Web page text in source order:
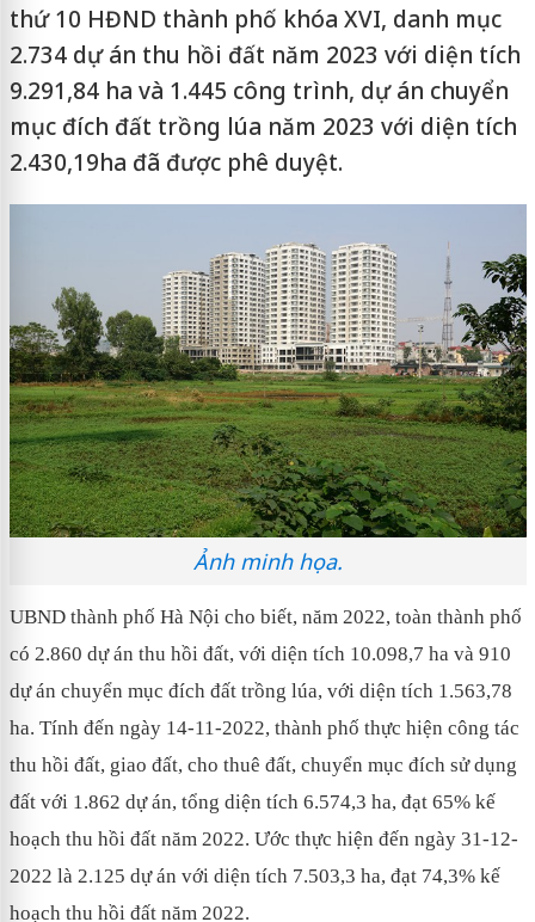
thứ 10 HĐND thành phố khóa XVI, danh mục
2.734 dự án thu hồi đất năm 2023 với diện tích
9.291,84 ha và 1.445 công trình, dự án chuyển
mục đích đất trồng lúa năm 2023 với diện tích
2.430,19ha đã được phê duyệt.
Ảnh minh họa.
UBND thành phố Hà Nội cho biết, năm 2022, toàn thành phố
có 2.860 dự án thu hồi đất, với diện tích 10.098,7 ha và 910
dự án chuyển mục đích đất trồng lúa, với diện tích 1.563,78
ha. Tính đến ngày 14-11-2022, thành phố thực hiện công tác
thu hồi đất, giao đất, cho thuê đất, chuyển mục đích sử dụng
đất với 1.862 dự án, tổng diện tích 6.574,3 ha, đạt 65% kế
hoạch thu hồi đất năm 2022. Ước thực hiện đến ngày 31-12-
2022 là 2.125 dự án với diện tích 7.503,3 ha, đạt 74,3% kế
hoạch thu hồi đất năm 2022.